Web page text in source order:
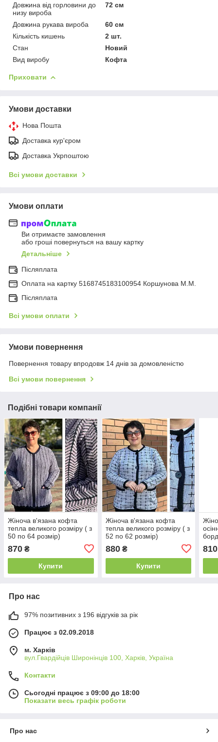
Довжина від горловини до
низу вироба
72 см
Довжина рукава вироба
60 см
Кількість кишень
2 шт.
Стан
Новий
Вид виробу
Кофта
Приховати
Умови доставки
Нова Пошта
Доставка кур'єром
Доставка Укрпоштою
Всі умови доставки
Умови оплати
Ви отримаєте замовлення
або гроші повернуться на вашу картку
Детальніше
Післяплата
Оплата на картку 5168745183100954 Коршунова М.М.
Післяплата
Всі умови оплати
Умови повернення
Повернення товару впродовж 14 днів за домовленістю
Всі умови повернення
Подібні товари компанії
Жіноча в'язана кофта
тепла великого розміру ( з
50 по 64 розмір)
870 ₴
Купити
Жіноча в'язана кофта
тепла великого розміру ( з
52 по 62 розмір)
880₴
Купити
810
Про нас
97% позитивних з 196 відгуків за рік
Працює з 02.09.2018
м. Харків
вул.Гвардійців Широнінців 100, Харків, Україна
Контакти
Сьогодні працює з 09:00 до 18:00
Показати весь графік роботи
Про нас